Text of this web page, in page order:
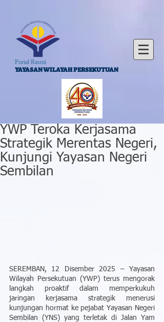
Portal Rasmi
YAYASAN WILAYAH PERSEKUTUAN
YWP Teroka Kerjasama
Strategik Merentas Negeri,
Kunjungi Yayasan Negeri
Sembilan
SEREMBAN, 12 Disember 2025 – Yayasan
Wilayah Persekutuan (YWP) terus mengorak
langkah proaktif dalam memperkukuh
jaringan kerjasama strategik menerusi
kunjungan hormat ke pejabat Yayasan Negeri
Sembilan (YNS) yang terletak di Jalan Yam